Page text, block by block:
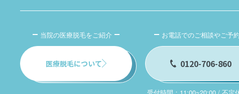
当院の医療脱毛をご紹介
医療脱毛について
お電話でのご相談やご予約
0120-706-860
受付時間：11:00~20:00 / 不定